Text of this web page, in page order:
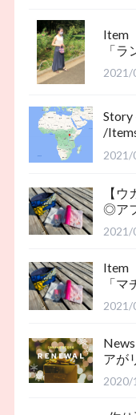
Item
「ラ
2021/
/
2021/
【
◎ア
2021/
Item
「マ
2021/
アが
2020/